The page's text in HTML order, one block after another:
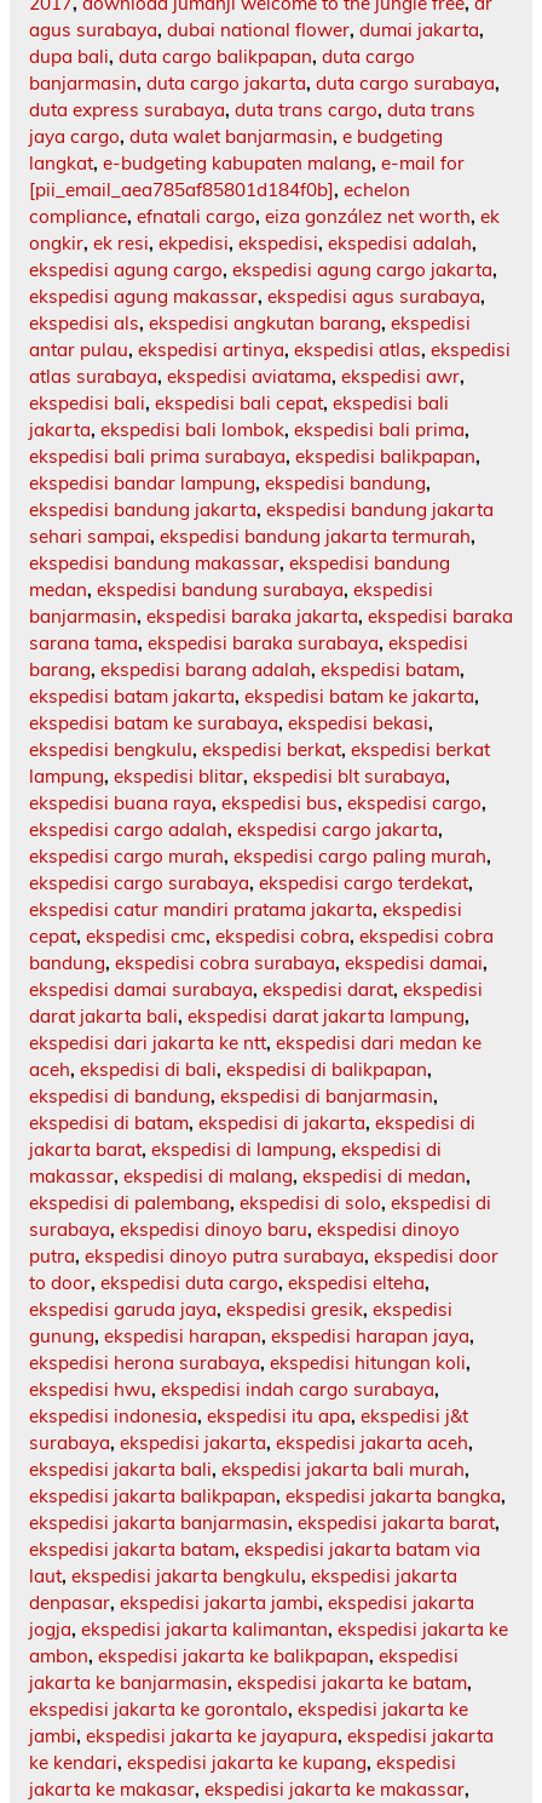
agus surabaya, dubai national flower, dumai jakarta,
dupa bali, duta cargo balikpapan, duta cargo
banjarmasin, duta cargo jakarta, duta cargo surabaya,
duta express surabaya, duta trans cargo, duta trans
jaya cargo, duta walet banjarmasin, e budgeting
langkat, e-budgeting kabupaten malang, e-mail for
[pii_email_aea785af85801d184f0b], echelon
compliance, efnatali cargo, eiza gonzález net worth, ek
ongkir, ek resi, ekpedisi, ekspedisi, ekspedisi adalah,
ekspedisi agung cargo, ekspedisi agung cargo jakarta,
ekspedisi agung makassar, ekspedisi agus surabaya,
ekspedisi als, ekspedisi angkutan barang, ekspedisi
antar pulau, ekspedisi artinya, ekspedisi atlas, ekspedisi
atlas surabaya, ekspedisi aviatama, ekspedisi awr,
ekspedisi bali, ekspedisi bali cepat, ekspedisi bali
jakarta, ekspedisi bali lombok, ekspedisi bali prima,
ekspedisi bali prima surabaya, ekspedisi balikpapan,
ekspedisi bandar lampung, ekspedisi bandung,
ekspedisi bandung jakarta, ekspedisi bandung jakarta
sehari sampai, ekspedisi bandung jakarta termurah,
ekspedisi bandung makassar, ekspedisi bandung
medan, ekspedisi bandung surabaya, ekspedisi
banjarmasin, ekspedisi baraka jakarta, ekspedisi baraka
sarana tama, ekspedisi baraka surabaya, ekspedisi
barang, ekspedisi barang adalah, ekspedisi batam,
ekspedisi batam jakarta, ekspedisi batam ke jakarta,
ekspedisi batam ke surabaya, ekspedisi bekasi,
ekspedisi bengkulu, ekspedisi berkat, ekspedisi berkat
lampung, ekspedisi blitar, ekspedisi blt surabaya,
ekspedisi buana raya, ekspedisi bus, ekspedisi cargo,
ekspedisi cargo adalah, ekspedisi cargo jakarta,
ekspedisi cargo murah, ekspedisi cargo paling murah,
ekspedisi cargo surabaya, ekspedisi cargo terdekat,
ekspedisi catur mandiri pratama jakarta, ekspedisi
cepat, ekspedisi cmc, ekspedisi cobra, ekspedisi cobra
bandung, ekspedisi cobra surabaya, ekspedisi damai,
ekspedisi damai surabaya, ekspedisi darat, ekspedisi
darat jakarta bali, ekspedisi darat jakarta lampung,
ekspedisi dari jakarta ke ntt, ekspedisi dari medan ke
aceh, ekspedisi di bali, ekspedisi di balikpapan,
ekspedisi di bandung, ekspedisi di banjarmasin,
ekspedisi di batam, ekspedisi di jakarta, ekspedisi di
jakarta barat, ekspedisi di lampung, ekspedisi di
makassar, ekspedisi di malang, ekspedisi di medan,
ekspedisi di palembang, ekspedisi di solo, ekspedisi di
surabaya, ekspedisi dinoyo baru, ekspedisi dinoyo
putra, ekspedisi dinoyo putra surabaya, ekspedisi door
to door, ekspedisi duta cargo, ekspedisi elteha,
ekspedisi garuda jaya, ekspedisi gresik, ekspedisi
gunung, ekspedisi harapan, ekspedisi harapan jaya,
ekspedisi herona surabaya, ekspedisi hitungan koli,
ekspedisi hwu, ekspedisi indah cargo surabaya,
ekspedisi indonesia, ekspedisi itu apa, ekspedisi j&t
surabaya, ekspedisi jakarta, ekspedisi jakarta aceh,
ekspedisi jakarta bali, ekspedisi jakarta bali murah,
ekspedisi jakarta balikpapan, ekspedisi jakarta bangka,
ekspedisi jakarta banjarmasin, ekspedisi jakarta barat,
ekspedisi jakarta batam, ekspedisi jakarta batam via
laut, ekspedisi jakarta bengkulu, ekspedisi jakarta
denpasar, ekspedisi jakarta jambi, ekspedisi jakarta
jogja, ekspedisi jakarta kalimantan, ekspedisi jakarta ke
ambon, ekspedisi jakarta ke balikpapan, ekspedisi
jakarta ke banjarmasin, ekspedisi jakarta ke batam,
ekspedisi jakarta ke gorontalo, ekspedisi jakarta ke
jambi, ekspedisi jakarta ke jayapura, ekspedisi jakarta
ke kendari, ekspedisi jakarta ke kupang, ekspedisi
jakarta ke makasar, ekspedisi jakarta ke makassar,